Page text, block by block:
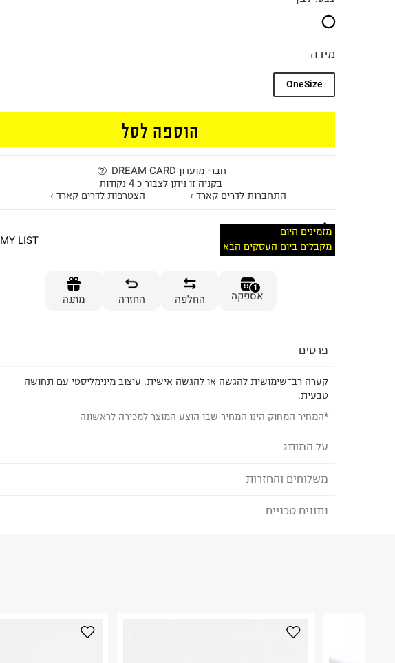
מידה
OneSize
הוספה לסל
חברי מועדון DREAM CARD
בקניה זו ניתן לצבור כ 4 נקודות
התחברות לדרים קארד ›
הצטרפות לדרים קארד ›
מזמינים היום
מקבלים ביום העסקים הבא
MY LIST
1
אספקה החלפה החזרה מתנה
פרטים
קערה רב־שימושית להגשה או להגשה אישית. עיצוב מינימליסטי עם תחושה
טבעית.
*המחיר המחוק הינו המחיר שבו הוצע המוצר למכירה לראשונה
על המותג
FOX HOME - פוקס הום
משלוחים והחזרות
לבחירת בשיטת המשלוח המתאימה לכם,
לפני החזרת החבילה, חשוב להדביק את מדבקת הגוביינא על גבי החבילה
נתונים טכניים
בית פוקס-רח' החרמון